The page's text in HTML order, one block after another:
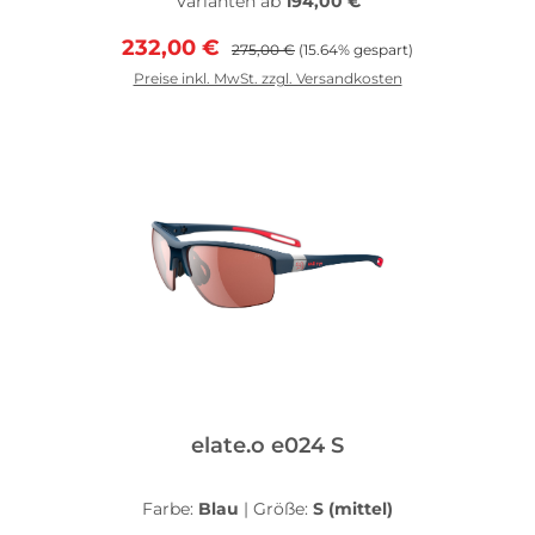
die Feuchtigkeit abgeleitet und die
robusten und trotzdem flexiblen PPX®-Material
Verkaufspreis:
232,00 € Regulärer Preis:
275,00 € (15.64% gespart)
Preise inkl. MwSt. zzgl. Versandkosten
elate.o e024 S
Farbe: Blau | Größe: S (mittel)